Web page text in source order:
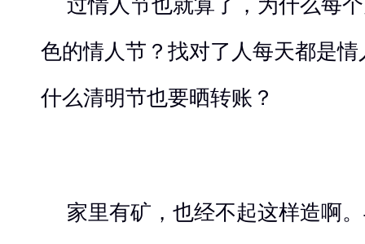
过情人节也就算了，为什么每
色的情人节？找对了人每天都是
什么清明节也要晒转账？
家里有矿，也经不起这样造啊